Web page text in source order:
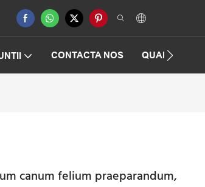
CONTACTA NOS
canum felium praeparandum,